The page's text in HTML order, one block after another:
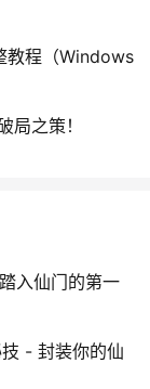
教程（Windows
之策！
入仙门的第一
- 封装你的仙